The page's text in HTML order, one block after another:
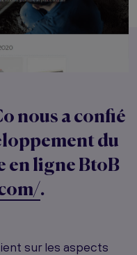
nous a confié
du
en ligne BtoB
.
sur les aspects